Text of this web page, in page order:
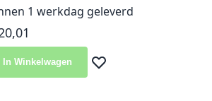
1 werkdag geleverd
In Winkelwagen Voeg toe aan verlanglijst